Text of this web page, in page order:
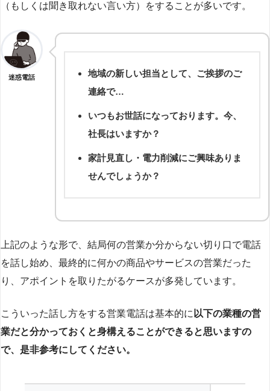
（もしくは聞き取れない言い方）をすることが多いです。
迷惑電話
地域の新しい担当として、ご挨拶のご
連絡で…
いつもお世話になっております。今、
社長はいますか？
家計見直し・電力削減にご興味ありま
せんでしょうか？
上記のような形で、結局何の営業か分からない切り口で電話
を話し始め、最終的に何かの商品やサービスの営業だった
り、アポイントを取りたがるケースが多発しています。
こういった話し方をする営業電話は基本的に 以下の業種の営
業だと分かっておくと身構えることができると思いますの
で、是非参考にしてください。